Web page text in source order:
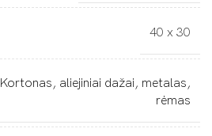
40 x 30
Kortonas, aliejiniai dažai, metalas,
rėmas